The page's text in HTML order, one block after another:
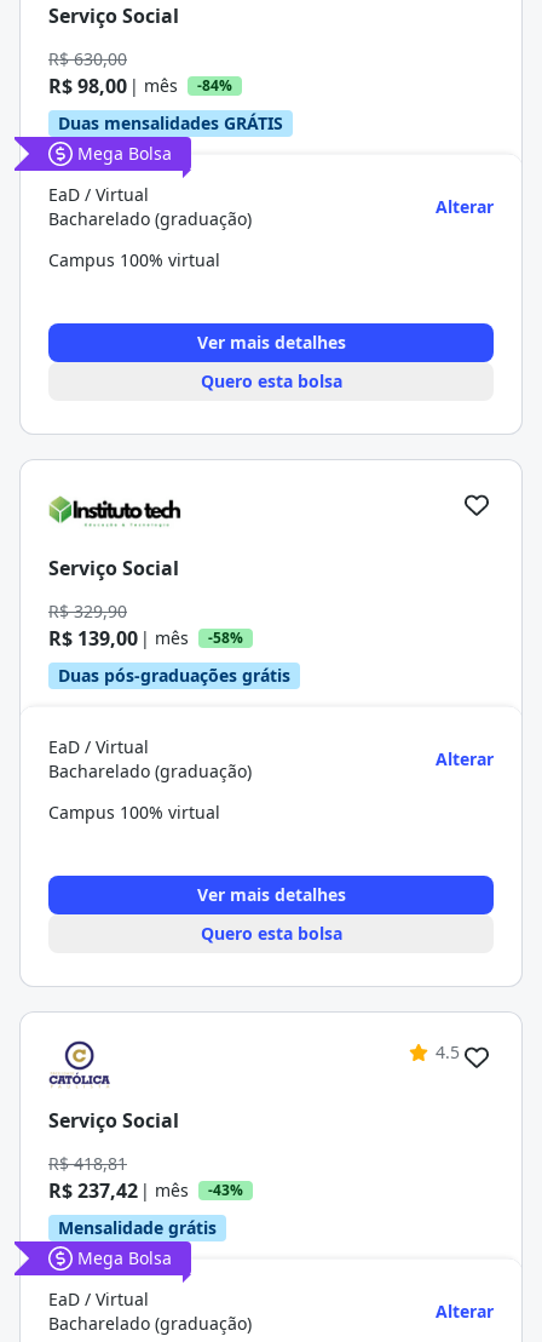
Serviço Social
R$ 630,00
R$ 98,00 | mês -84%
Duas mensalidades GRÁTIS
Mega Bolsa
EaD / Virtual
Bacharelado (graduação)
Alterar
Campus 100% virtual
Ver mais detalhes
Quero esta bolsa
Serviço Social
R$ 329,90
R$ 139,00 | mês -58%
Duas pós-graduações grátis
EaD / Virtual
Bacharelado (graduação)
Alterar
Campus 100% virtual
Ver mais detalhes
Quero esta bolsa
4.5
Serviço Social
R$ 418,81
R$ 237,42 | mês -43%
Mensalidade grátis
Mega Bolsa
EaD / Virtual
Bacharelado (graduação)
Alterar